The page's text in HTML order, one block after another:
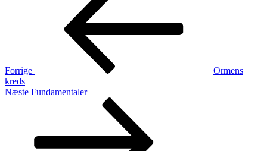
Forrige
Ormens
kreds
Næste
Næste Fundamentaler